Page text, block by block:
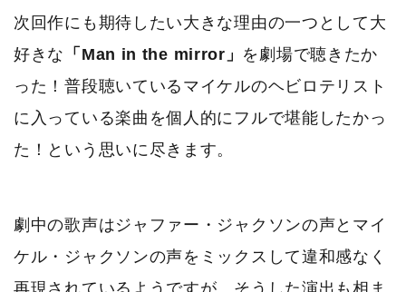
次回作にも期待したい大きな理由の一つとして大
好きな 「Man in the mirror」 を劇場で聴きたか
った！普段聴いているマイケルのヘビロテリスト
に入っている楽曲を個人的にフルで堪能したかっ
た！という思いに尽きます。
劇中の歌声はジャファー・ジャクソンの声とマイ
ケル・ジャクソンの声をミックスして違和感なく
再現されているようですが、そうした演出も相ま